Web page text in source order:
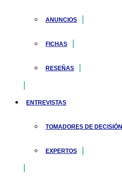
ANUNCIOS
FICHAS
RESEÑAS
ENTREVISTAS
TOMADORES DE DECISIÓN
EXPERTOS